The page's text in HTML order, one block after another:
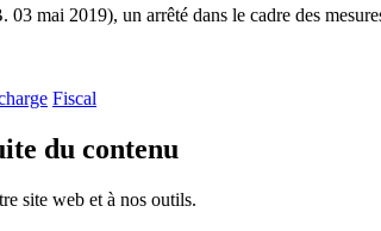
mai 2019), un arrêté dans le cadre des
Fiscal
du contenu
site web et à nos outils.